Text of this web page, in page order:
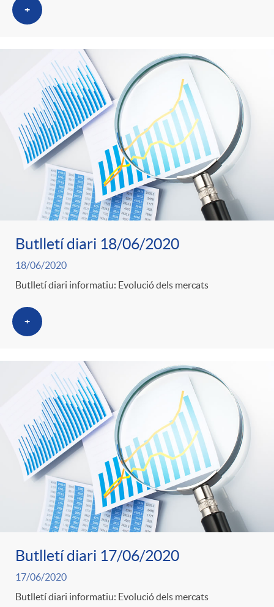
+
Butlletí diari 18/06/2020
18/06/2020
Butlletí diari informatiu: Evolució dels mercats
+
Butlletí diari 17/06/2020
17/06/2020
Butlletí diari informatiu: Evolució dels mercats